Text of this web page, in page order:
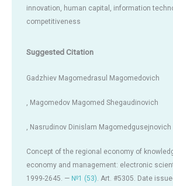
innovation, human capital, information
competitiveness
Suggested Citation
Gadzhiev Magomedrasul Magomedovich
, Magomedov Magomed Shegaudinovich
, Nasrudinov Dinislam Magomedgusejnovich
Сoncept of the regional economy of
economy and management: electronic
1999-2645. — №1 (53). Art. #5305. Date